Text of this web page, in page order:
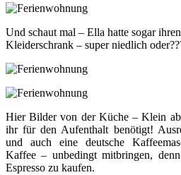
Und schaut mal – Ella hatte sogar
Kleiderschrank – super niedlich
Hier Bilder von der Küche – Klein
ihr für den Aufenthalt benötigt!
und auch eine deutsche
Kaffee – unbedingt mitbringen,
Espresso zu kaufen.